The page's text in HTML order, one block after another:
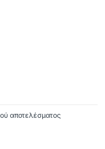
αποτελέσματος